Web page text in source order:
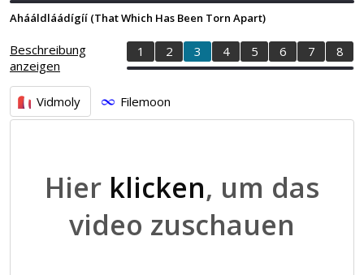
Ahááldláádígíí (That Which Has Been Torn Apart)
1 2 3 4 5 6 7 8
Beschreibung
anzeigen
Vidmoly Filemoon
Hier klicken, um das
video zuschauen